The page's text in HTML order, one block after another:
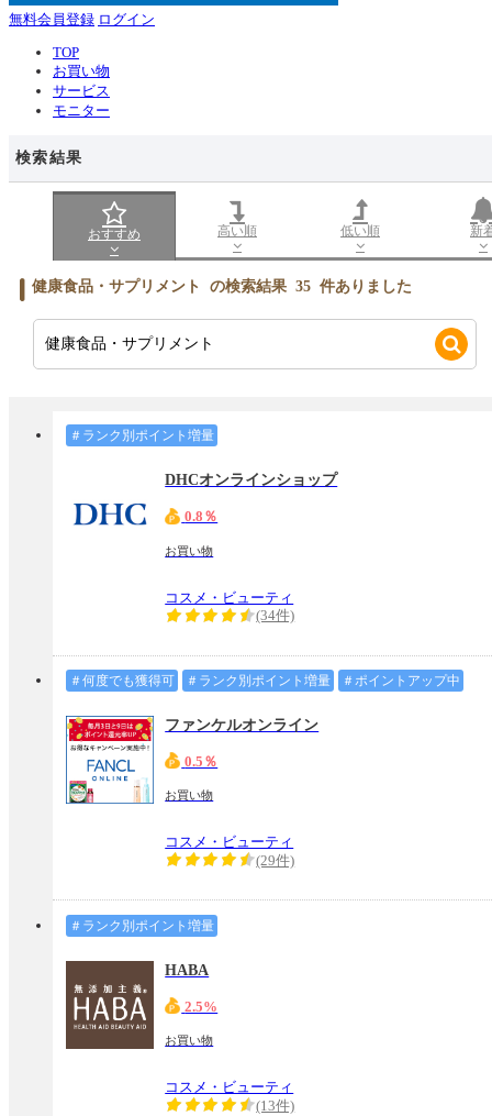
無料会員登録 ログイン
TOP
お買い物
サービス
モニター
検索結果
おすすめ 高い順 低い順 新
健康食品・サプリメント の検索結果 35 件ありました
＃ランク別ポイント増量
DHCオンラインショップ
0.8％
お買い物
コスメ・ビューティ
(34件)
＃何度でも獲得可 ＃ランク別ポイント増量 ＃ポイントアップ中
ファンケルオンライン
0.5％
お買い物
コスメ・ビューティ
(29件)
＃ランク別ポイント増量
HABA
2.5%
お買い物
コスメ・ビューティ
(13件)